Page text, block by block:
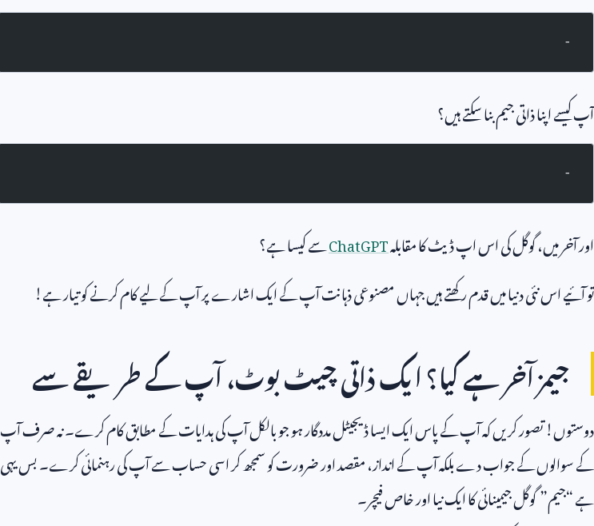
-
آپ کیسے اپنا ذاتی جیم بنا سکتے ہیں؟
-
اور آخر میں، گوگل کی اس اپ ڈیٹ کا مقابلہChatGPTسے کیسا ہے؟
تو آئیے اس نئی دنیا میں قدم رکھتے ہیں جہاں مصنوعی ذہانت آپ کے ایک اشارے پر آپ کے لیے کام کرنے کو تیار ہے!
جیمز آخر ہے کیا؟ ایک ذاتی چیٹ بوٹ، آپ کے طریقے سے
دوستوں! تصور کریں کہ آپ کے پاس ایک ایسا ڈیجیٹل مددگار ہو جو بالکل آپ کی ہدایات کے مطابق کام کرے۔ نہ صرف آپ
کے سوالوں کے جواب دے بلکہ آپ کے انداز، مقصد اور ضرورت کو سمجھ کر اسی حساب سے آپ کی رہنمائی کرے۔ بس یہی
ہے “جیم” گوگل جیمینائی کا ایک نیا اور خاص فیچر۔